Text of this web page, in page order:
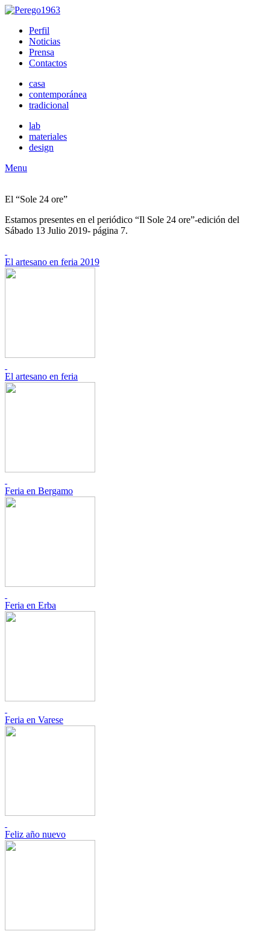
Perfil
Noticias
Prensa
Contactos
casa
contemporánea
tradicional
lab
materiales
design
Menu
El “Sole 24 ore”
Estamos presentes en el periódico “Il Sole 24 ore”-edición del
Sábado 13 Julio 2019- página 7.
El artesano en feria 2019
El artesano en feria
Feria en Bergamo
Feria en Erba
Feria en Varese
Feliz año nuevo